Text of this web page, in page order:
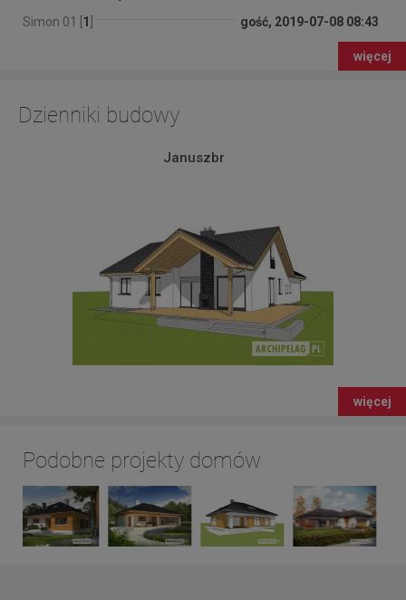
Simon 01 [1] gość, 2019-07-08 08:43
więcej
Dzienniki budowy
Januszbr
więcej
Podobne projekty domów